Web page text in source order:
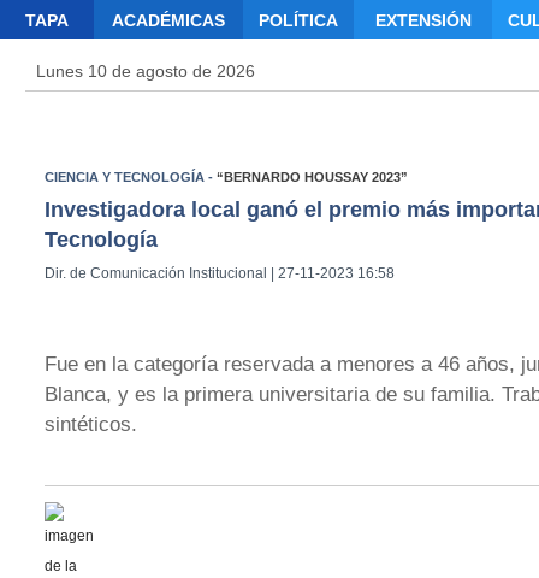
TAPA ACADÉMICAS POLÍTICA EXTENSIÓN
Lunes 10 de agosto de 2026
CIENCIA Y TECNOLOGÍA -“BERNARDO HOUSSAY 2023”
Investigadora local ganó el premio más
Tecnología
Dir. de Comunicación Institucional | 27-11-2023 16:58
Fue en la categoría reservada a menores a 46 años,
Blanca, y es la primera universitaria de su familia.
sintéticos.